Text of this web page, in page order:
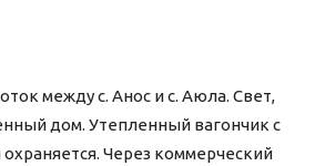
между с. Анос и с. Аюла. Свет,
дом. Утепленный вагончик с
Через коммерческий